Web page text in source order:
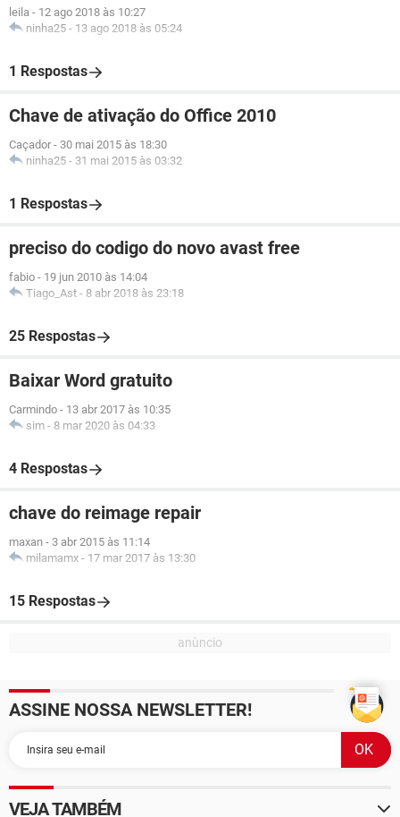
leila - 12 ago 2018 às 10:27
ninha25 - 13 ago 2018 às 05:24
1 Respostas
Chave de ativação do Office 2010
Caçador - 30 mai 2015 às 18:30
ninha25 - 31 mai 2015 às 03:32
1 Respostas
preciso do codigo do novo avast free
fabio - 19 jun 2010 às 14:04
Tiago_Ast - 8 abr 2018 às 23:18
25 Respostas
Baixar Word gratuito
Carmindo - 13 abr 2017 às 10:35
sim - 8 mar 2020 às 04:33
4 Respostas
chave do reimage repair
maxan - 3 abr 2015 às 11:14
milamamx - 17 mar 2017 às 13:30
15 Respostas
ASSINE NOSSA NEWSLETTER!
VEJA TAMBÉM